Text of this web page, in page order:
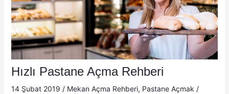
Hızlı Pastane Açma Rehberi
14 Şubat 2019 / Mekan Açma Rehberi, Pastane Açmak /